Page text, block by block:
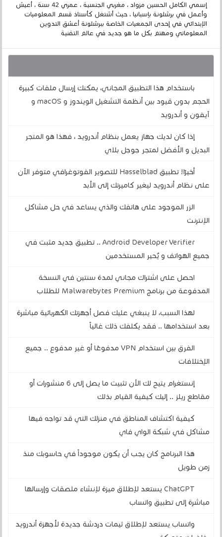
إسمي الكامل الحسين مزواد ، مغربي الجنسية ، عمري 42 سنة ، أعيش
وأعمل في برشلونة بإسبانيا ، حيث أشتغل كأستاذ قسم المعلوميات
الإبتدائي في إحدى الجمعيات الخاصة ببرشلونة أعشق التدوين
المعلوماتي ومهتم بكل ما هو جديد في عالم التقنية
باستخدام هذا التطبيق المجاني، يمكنك إرسال ملفات كبيرة
الحجم بدون قيود بين أنظمة التشغيل الويندوز و macOS و
آيفون و أندرويد
إذا كان لديك جهاز يعمل بنظام أندرويد ، فهذا هو المتجر
البديل و الأفضل لمتجر جوجل بلاي
أخيرًا! تطبيق Hasselblad للتصوير الفوتوغرافي متوفر الآن
على نظام أندرويد ليغير كاميرتك إلى الأبد
الزر الموجود على هاتفك والذي يساعد في حل مشاكل
الإنترنت
Android Developer Verifier .. تطبيق جديد مثبت في
جميع الهواتف و يُحير المستخدمين
احصل على اشتراك مجاني لمدة سنتين في النسخة
المدفوعة من برنامج Malwarebytes Premium للطلاب
لهذا السبب، لا ينبغي عليك فصل أجهزتك الكهربائية مباشرة
بعد استخدامها .. فقد يكلفك ذلك غالياً
الفرق بين استخدام VPN مدفوعًا أو غير مدفوع .. جميع
الإختلافات
إنستغرام يتيح لك الآن تثبيت ما يصل إلى 6 منشورات أو
مقاطع ريلز .. إليك كيفية القيام بذلك
كيفية اكتشاف المناطق في منزلك التي قد تواجه فيها
مشاكل في شبكة الواي فاي
هذا البرنامج كان يجب أن يكون موجوداً في حاسوبك منذ
زمن طويل
ChatGPT يستعد لإطلاق ميزة لإنشاء ملصقات وإرسالها
مباشرة إلى تطبيق واتساب
واتساب يستعد لإطلاق ثيمات دردشة جديدة لأجهزة أندرويد